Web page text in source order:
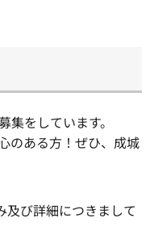
をしています。
のある方！ぜひ、成城
及び詳細につきまして